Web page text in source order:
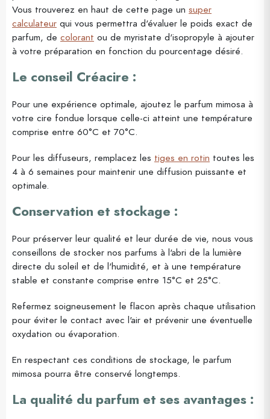
Vous trouverez en haut de cette page un super
calculateur qui vous permettra d'évaluer le poids exact de
parfum, de colorant ou de myristate d'isopropyle à ajouter
à votre préparation en fonction du pourcentage désiré.
Le conseil Créacire :
Pour une expérience optimale, ajoutez le parfum mimosa à
votre cire fondue lorsque celle-ci atteint une température
comprise entre 60°C et 70°C.
Pour les diffuseurs, remplacez les tiges en rotin toutes les
4 à 6 semaines pour maintenir une diffusion puissante et
optimale.
Conservation et stockage :
Pour préserver leur qualité et leur durée de vie, nous vous
conseillons de stocker nos parfums à l'abri de la lumière
directe du soleil et de l'humidité, et à une température
stable et constante comprise entre 15°C et 25°C.
Refermez soigneusement le flacon après chaque utilisation
pour éviter le contact avec l'air et prévenir une éventuelle
oxydation ou évaporation.
En respectant ces conditions de stockage, le parfum
mimosa pourra être conservé longtemps.
La qualité du parfum et ses avantages :